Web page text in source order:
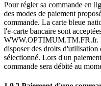
Pour régler sa commande en
des modes de paiement
commande. La carte bleue
l'e-carte bancaire sont
WWW.OPTIMUM.TM.FR.fr.
disposer des droits
sélectionné. Lors d'un
commande sera débité au